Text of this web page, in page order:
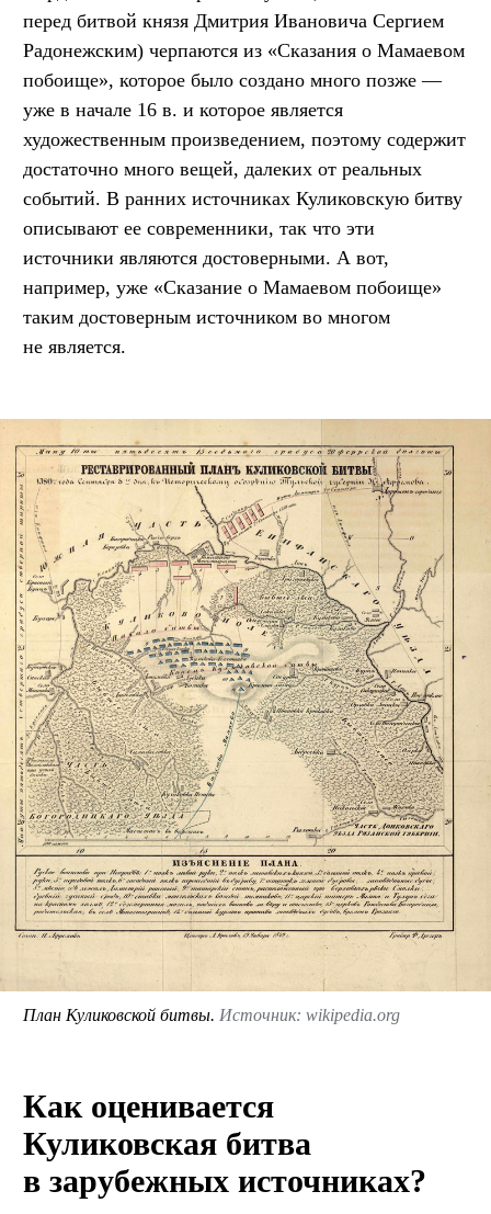
перед битвой князя Дмитрия Ивановича Сергием
Радонежским) черпаются из «Сказания о Мамаевом
побоище», которое было создано много позже —
уже в начале 16 в. и которое является
художественным произведением, поэтому содержит
достаточно много вещей, далеких от реальных
событий. В ранних источниках Куликовскую битву
описывают ее современники, так что эти
источники являются достоверными. А вот,
например, уже «Сказание о Мамаевом побоище»
таким достоверным источником во многом
не является.
План Куликовской битвы. Источник: wikipedia.org
Как оценивается
Куликовская битва
в зарубежных источниках?